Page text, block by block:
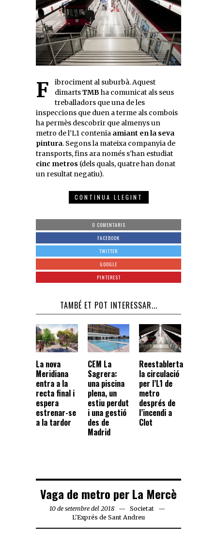
Fibrociment al suburbà. Aquest dimartsTMB ha comunicat als seus
treballadors que una de les
inspeccions que duen a terme als combois
ha permès descobrir que almenys un
metro de l’L1 contenia amiant en la seva
pintura. Segons la mateixa companyia de
transports, fins ara només s’han estudiat
cinc metros (dels quals, quatre han donat
un resultat negatiu).
CONTINUA LLEGINT
0 COMENTARIS
FACEBOOK
TWITTER
GOOGLE
PINTEREST
TAMBÉ ET POT INTERESSAR...
La nova
Meridiana
entra a la
recta final i
espera
estrenar-se
a la tardor
CEM La
Sagrera:
una piscina
plena, un
estiu perdut
i una gestió
des de
Madrid
Reestablerta
la circulació
per l’L1 de
metro
després de
l’incendi a
Clot
Vaga de metro per La Mercè
10 de setembre del 2018
Societat
L'Exprés de Sant Andreu